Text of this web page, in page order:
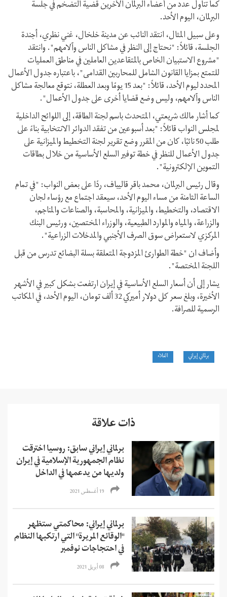
كما تناول عدد من أعضاء البرلمان الآخرين قضية التضخم في جلسة
البرلمان، اليوم الأحد.
وعلى سبيل المثال، انتقد النائب عن مدينة خلخال، غني نظري، أجندة
الجلسة، قائلاً: "نحتاج إلى النظر في مشاكل الناس وآلامهم". وانتقد
"مشروع الاستبيان الخاص بالمتقاعدين العاملين في مناطق العمليات
للتمتع بمزايا القانون الشامل للمحاربين القدامى"، باعتباره جدول الأعمال
المحدد ليوم الأحد، قائلاً: "بعد 15 يومًا وبعد العطلة، نتوقع معالجة مشاكل
الناس وآلامهم، وليس وضع قضايا أخرى على جدول الأعمال".
كما أشار مالك شريعتي، المتحدث باسم لجنة الطاقة، إلى اللوائح الداخلية
لمجلس النواب قائلاً: "بعد أسبوعين من تفقد الدوائر الانتخابية بناءً على
طلب 50 نائبًا، كان من المقرر وضع تقرير لجنة التخطيط والميزانية على
جدول الأعمال للنظر في خطة توفير السلع الأساسية من خلال بطاقات
التموين الإلكترونية".
وقال رئيس البرلمان، محمد باقر قاليباف، ردًا على بعض النواب: "في تمام
الساعة الثامنة من مساء اليوم الأحد، سيعقد اجتماع مع رؤساء لجان
الاقتصاد، والتخطيط، والميزانية، والمحاسبة، والصناعات والمناجم،
والزراعة، والمياه والموارد الطبيعية، والوزراء المختصين، ورئيس البنك
المركزي لاستعراض سوق الصرف الأجنبي والمدخلات الزراعية".
وأضاف ان "خطة الطوارئ المزدوجة المتعلقة بسلة البضائع تدرس من قبل
اللجنة المختصة".
يشار إلى أن أسعار السلع الأساسية في إيران ارتفعت بشكل كبير في الأشهر
الأخيرة، وبلغ سعر كل دولار أميركي 32 ألف تومان، اليوم الأحد، في المكاتب
الرسمية للصرافة.
برلماني إيراني الغلاء
ذات علاقة
برلماني إيراني سابق: روسيا اخترقت
نظام الجمهورية الإسلامية في إيران
ولديها من يدعمها في الداخل
19 أغسطس 2021
برلماني إيراني: محاكمتي ستظهر
"الوقائع المريرة" التي ارتكبها النظام
في احتجاجات نوفمبر
08 أبريل 2021